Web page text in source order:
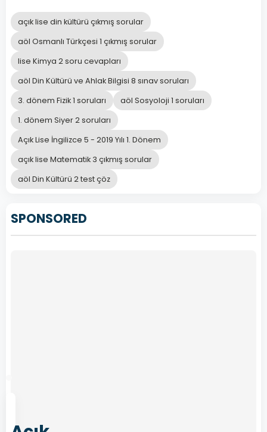
B
hem de
ahiret için
C
alanında
rehber
edinilmelidir.
D
davranışın
açık lise din kültürü çıkmış sorular
aöl Osmanlı Türkçesi 1 çıkmış sorular
lise Kimya 2 soru cevapları
aöl Din Kültürü ve Ahlak Bilgisi 8 sınav soruları
3. dönem Fizik 1 soruları
aöl Sosyoloji 1 soruları
1. dönem Siyer 2 soruları
Açık Lise İngilizce 5 - 2019 Yılı 1. Dönem
açık lise Matematik 3 çıkmış sorular
aöl Din Kültürü 2 test çöz
SPONSORED